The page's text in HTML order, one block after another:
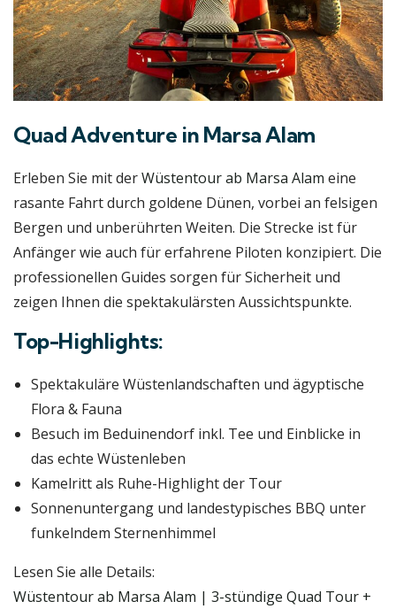
Quad Adventure in Marsa Alam
Erleben Sie mit derWüstentour ab Marsa Alam eine
rasante Fahrt durch goldene Dünen, vorbei an felsigen
Bergen und unberührten Weiten. Die Strecke ist für
Anfänger wie auch für erfahrene Piloten konzipiert. Die
professionellen Guides sorgen für Sicherheit und
zeigen Ihnen die spektakulärsten Aussichtspunkte.
Top-Highlights:
Spektakuläre Wüstenlandschaften und ägyptische
Flora & Fauna
Besuch im Beduinendorf inkl. Tee und Einblicke in
das echte Wüstenleben
Kamelritt als Ruhe-Highlight der Tour
Sonnenuntergang und landestypisches BBQ unter
funkelndem Sternenhimmel
Lesen Sie alle Details:
Wüstentour ab Marsa Alam | 3-stündige Quad Tour +